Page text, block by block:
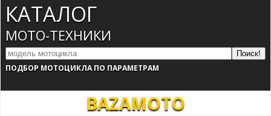
КАТАЛОГ
МОТО-ТЕХНИКИ
ПОДБОР МОТОЦИКЛА ПО ПАРАМЕТРАМ
BAZAMOTO